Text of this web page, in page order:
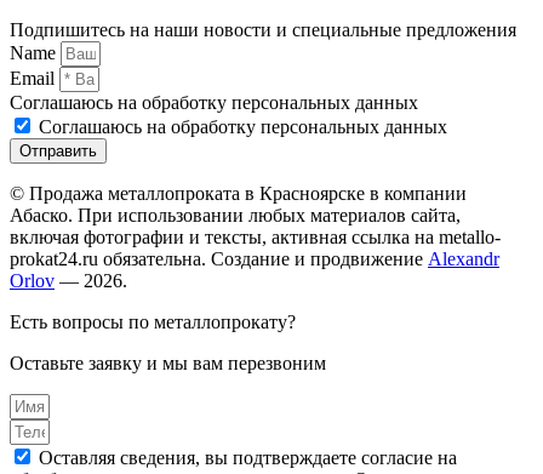
Подпишитесь на наши новости и специальные предложения
Name
Email
Соглашаюсь на обработку персональных данных
Соглашаюсь на обработку персональных данных
Отправить
© Продажа металлопроката в Красноярске в компании
Абаско. При использовании любых материалов сайта,
включая фотографии и тексты, активная ссылка на metallo-
prokat24.ru обязательна. Создание и продвижение Alexandr
Orlov — 2026.
Есть вопросы по металлопрокату?
Оставьте заявку и мы вам перезвоним
Оставляя сведения, вы подтверждаете согласие на